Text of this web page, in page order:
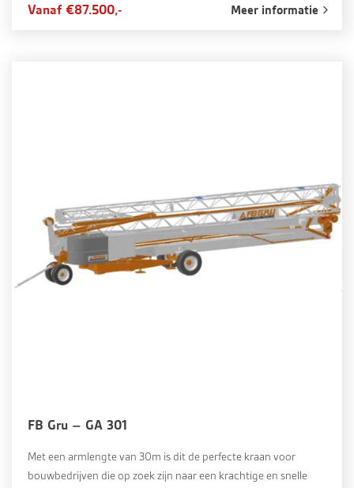
Vanaf €87.500,- Meer informatie
FB Gru – GA 301
Met een armlengte van 30m is dit de perfecte kraan voor
bouwbedrijven die op zoek zijn naar een krachtige en snelle